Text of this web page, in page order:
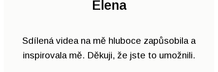
Elena
Sdílená videa na mě hluboce zapůsobila a
inspirovala mě. Děkuji, že jste to umožnili.